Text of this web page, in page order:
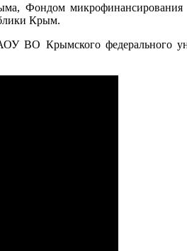
Фондом микрофинансирования
Крым.
ВО Крымского федерального